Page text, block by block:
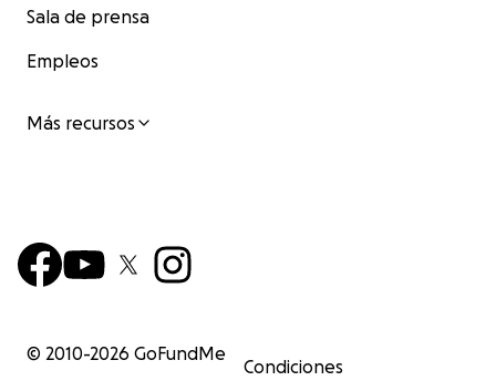
Sala de prensa
Empleos
Más recursos
© 2010-2026 GoFundMe
Condiciones